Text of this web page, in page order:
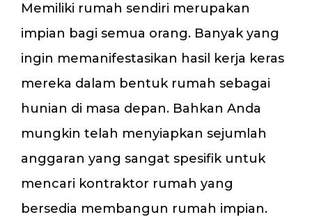
Memiliki rumah sendiri merupakan
impian bagi semua orang. Banyak yang
ingin memanifestasikan hasil kerja keras
mereka dalam bentuk rumah sebagai
hunian di masa depan. Bahkan Anda
mungkin telah menyiapkan sejumlah
anggaran yang sangat spesifik untuk
mencari kontraktor rumah yang
bersedia membangun rumah impian.